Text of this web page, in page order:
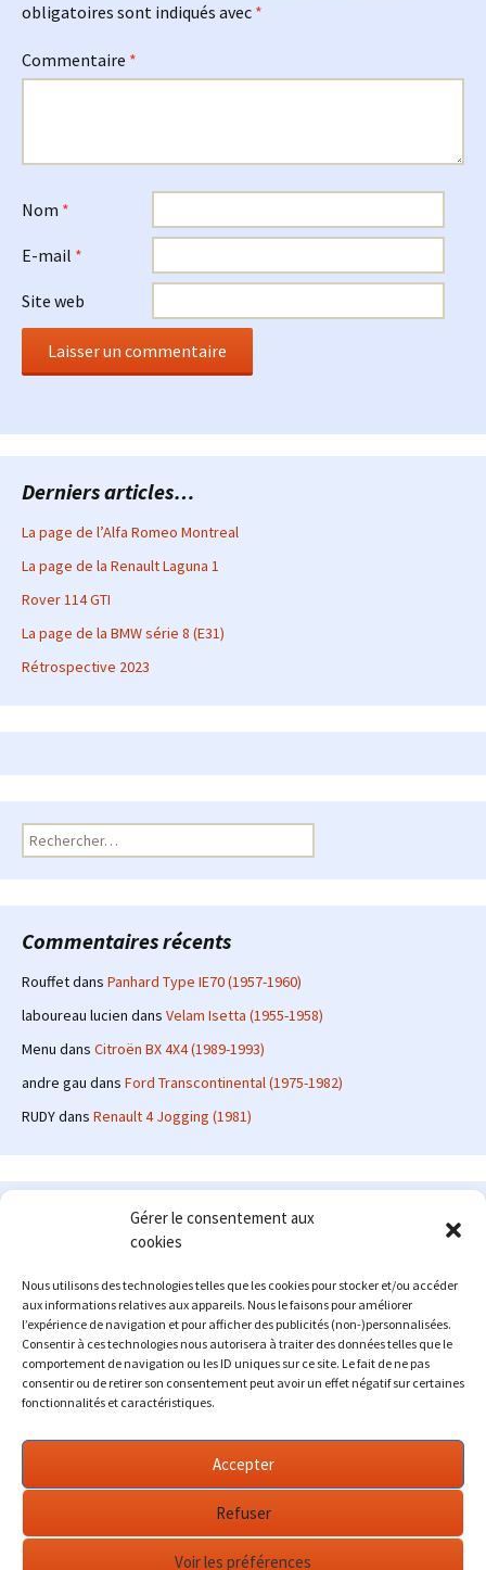
Gérer le consentement aux
cookies
Nous utilisons des technologies telles que les cookies pour stocker et/ou accéder
aux informations relatives aux appareils. Nous le faisons pour améliorer
l’expérience de navigation et pour afficher des publicités (non-)personnalisées.
Consentir à ces technologies nous autorisera à traiter des données telles que le
comportement de navigation ou les ID uniques sur ce site. Le fait de ne pas
consentir ou de retirer son consentement peut avoir un effet négatif sur certaines
fonctionnalités et caractéristiques.
Accepter
Refuser
Voir les préférences
obligatoires sont indiqués avec *
Commentaire *
Nom *
E-mail *
Site web
Derniers articles…
La page de l’Alfa Romeo Montreal
La page de la Renault Laguna 1
Rover 114 GTI
La page de la BMW série 8 (E31)
Rétrospective 2023
Rechercher :
Commentaires récents
Rouffetdans Panhard Type IE70 (1957-1960)
laboureau lucien dans Velam Isetta (1955-1958)
Menu dans Citroën BX 4X4 (1989-1993)
andre gau dans Ford Transcontinental (1975-1982)
RUDYdans Renault 4 Jogging (1981)
Le site en quelques mots
: passionné d'automobile ancienne depuis de
nombreuses années, j'ai commencé à partager ma passion sur
internet à partir de 2009 au travers d'un blog qui a connu un relatif
succès. Fin 2013, je décide de prendre mon autonomie et me lancer
avec mon propre site : l'Automobile Ancienne.
Me contacter : alex(at)lautomobileancienne.com